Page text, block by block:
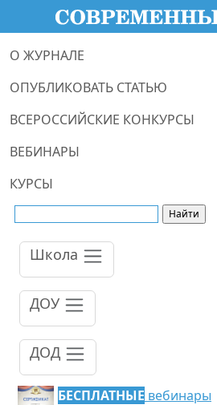
О ЖУРНАЛЕ
ОПУБЛИКОВАТЬ СТАТЬЮ
ВСЕРОССИЙСКИЕ КОНКУРСЫ
ВЕБИНАРЫ
КУРСЫ
Школа
ДОУ
ДОД
БЕСПЛАТНЫЕ вебинары